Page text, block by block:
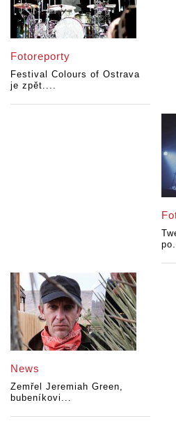
Fotoreporty
Festival Colours of Ostrava
je zpět....
News
Zemřel Jeremiah Green,
bubeníkovi...